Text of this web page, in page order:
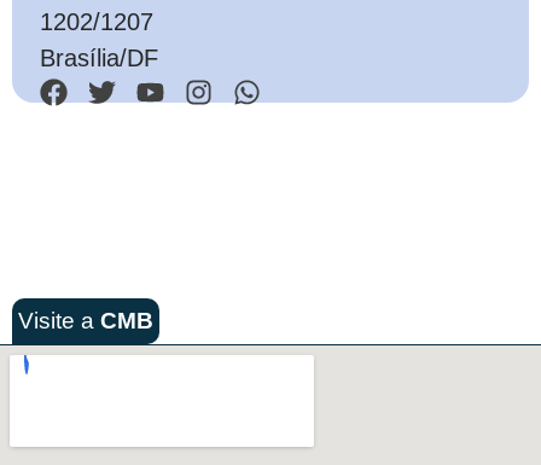
1202/1207
Brasília/DF
Visite a CMB